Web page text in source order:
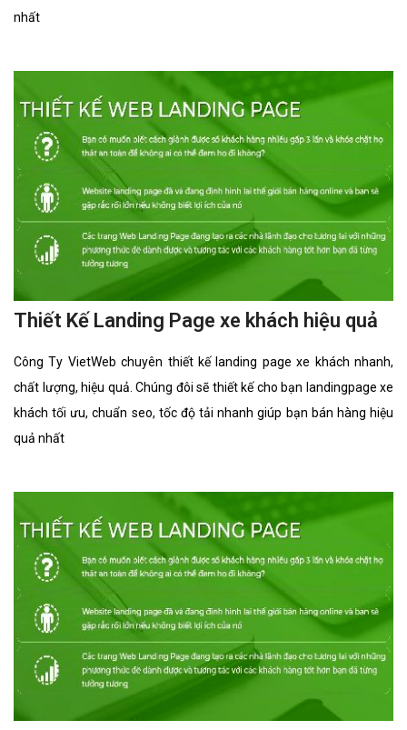
nhất
Thiết Kế Landing Page xe khách hiệu quả
Công Ty VietWeb chuyên thiết kế landing page xe khách nhanh,
chất lượng, hiệu quả. Chúng đôi sẽ thiết kế cho bạn landingpage xe
khách tối ưu, chuẩn seo, tốc độ tải nhanh giúp bạn bán hàng hiệu
quả nhất